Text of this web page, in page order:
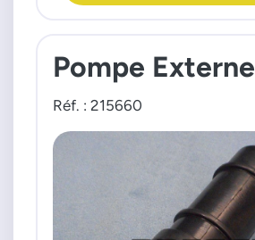
Pompe Externe
Réf. : 215660